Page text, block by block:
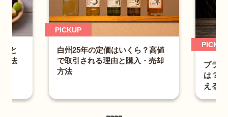
牽引するブランドの1つです。とくに、ミズナラ（金色ラベ
ル）やワインウッド（赤色ラベル）などの「リーフシリーズ」
は、世界的な人気が高く、定価での入手が難しい状況が続いて
います。トランプの絵柄を模した「カードシリーズ」も有名
で、海外のオークションでは1本で数百万円規模の落札例もあ
る、伝説的なウイスキーとして知られています。
り、場合によっては、空き瓶でさえ値がつくケースも多々見ら
れます。
〇限定ボトル・旧ボトル
空港の免税店限定デザインや、有田焼などの陶器ボトル、また
1989年以前の「特級表記」があるオールドボトルなども、コ
レクション性の高いウイスキーとして人気があります。これら
のウイスキーは、現行品とは異なる味わいやデザインを楽しめ
ることから、ジャパニーズウイスキー愛好家の間で高く評価さ
と
方法
PICKUP
白州25年の定価はいくら？高値
で取引される理由と購入・売却
方法
PICKUP
ブラ
は？
える